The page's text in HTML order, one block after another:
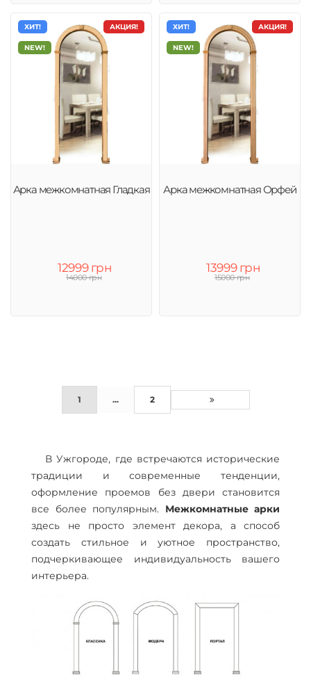
АКЦИЯ!
ХИТ!
NEW!
Арка межкомнатная Гладкая
12999 грн
14000 грн
АКЦИЯ!
ХИТ!
NEW!
Арка межкомнатная Орфей
13999 грн
15000 грн
1 ... 2
В Ужгороде, где встречаются исторические
традиции и современные тенденции,
оформление проемов без двери становится
все более популярным. Межкомнатные арки
здесь не просто элемент декора, а способ
создать стильное и уютное пространство,
подчеркивающее индивидуальность вашего
интерьера.